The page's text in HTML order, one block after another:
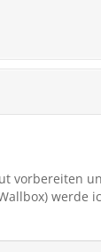
vorbereiten
werde